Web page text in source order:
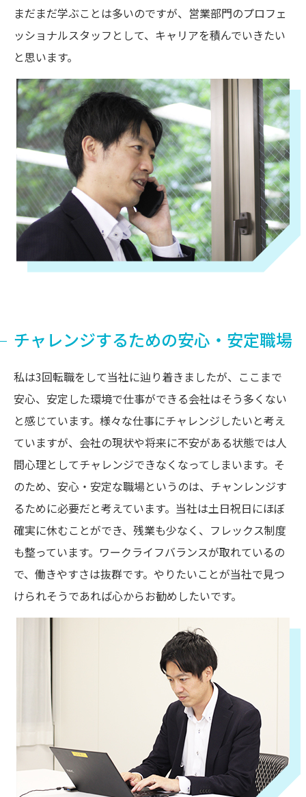
まだまだ学ぶことは多いのですが、営業部門のプロフェ
ッショナルスタッフとして、キャリアを積んでいきたい
と思います。
チャレンジするための安心・安定職場
私は3回転職をして当社に辿り着きましたが、ここまで
安心、安定した環境で仕事ができる会社はそう多くない
と感じています。様々な仕事にチャレンジしたいと考え
ていますが、会社の現状や将来に不安がある状態では人
間心理としてチャレンジできなくなってしまいます。そ
のため、安心・安定な職場というのは、チャンレンジす
るために必要だと考えています。当社は土日祝日にほぼ
確実に休むことができ、残業も少なく、フレックス制度
も整っています。ワークライフバランスが取れているの
で、働きやすさは抜群です。やりたいことが当社で見つ
けられそうであれば心からお勧めしたいです。